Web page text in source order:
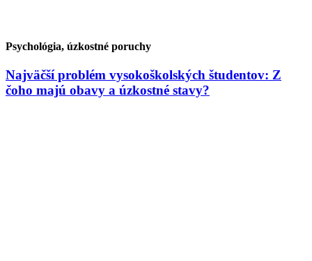
Psychológia, úzkostné poruchy
Najväčší problém vysokoškolských študentov: Z
čoho majú obavy a úzkostné stavy?